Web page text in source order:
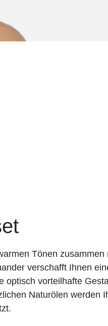
Tönen zusammen
verschafft Ihnen
optisch vorteilhafte
Naturölen werden